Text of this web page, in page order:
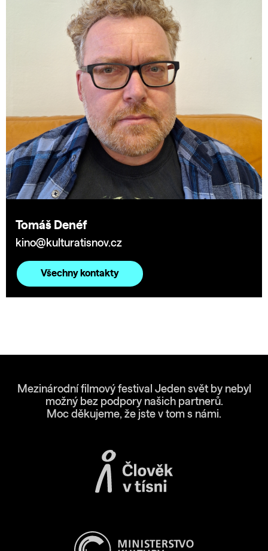
Tomáš Denéf
kino@kulturatisnov.cz
Všechny kontakty
Mezinárodní filmový festival Jeden svět by nebyl
možný bez podpory našich partnerů.
Moc děkujeme, že jste v tom s námi.